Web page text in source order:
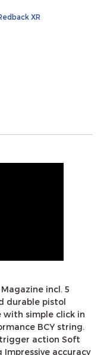
XR
incl. 5
durable pistol
with simple click in
BCY string.
action Soft
accuracy